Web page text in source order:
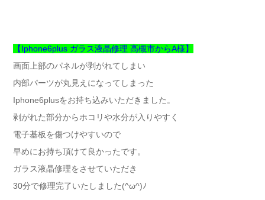
【Iphone6plus ガラス液晶修理 高槻市からA様】
画面上部のパネルが剥がれてしまい
内部パーツが丸見えになってしまった
Iphone6plusをお持ち込みいただきました。
剥がれた部分からホコリや水分が入りやすく
電子基板を傷つけやすいので
早めにお持ち頂けて良かったです。
ガラス液晶修理をさせていただき
30分で修理完了いたしました(^ω^)ﾉ